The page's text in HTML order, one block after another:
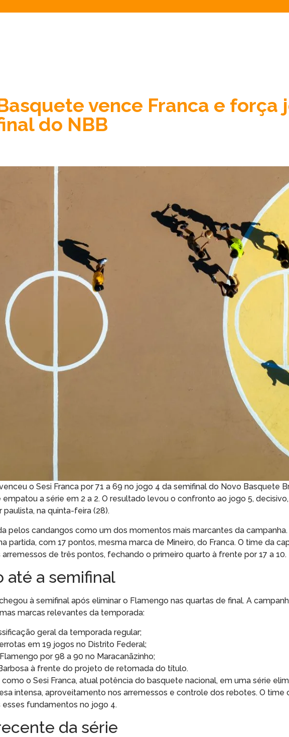
vence Franca e força
do NBB
o Sesi Franca por 71 a 69 no jogo 4 da semifinal do Novo Basquete
a série em 2 a 2. O resultado levou o confronto ao jogo 5, decisivo,
paulista, na quinta-feira (28).
pelos candangos como um dos momentos mais marcantes da campanha.
partida, com 17 pontos, mesma marca de Mineiro, do Franca. O time da
de três pontos, fechando o primeiro quarto à frente por 17 a 10.
até a semifinal
à semifinal após eliminar o Flamengo nas quartas de final. A
marcas relevantes da temporada:
geral da temporada regular;
em 19 jogos no Distrito Federal;
por 98 a 90 no Maracanãzinho;
à frente do projeto de retomada do título.
o Sesi Franca, atual potência do basquete nacional, em uma série
intensa, aproveitamento nos arremessos e controle dos rebotes. O time
fundamentos no jogo 4.
da série